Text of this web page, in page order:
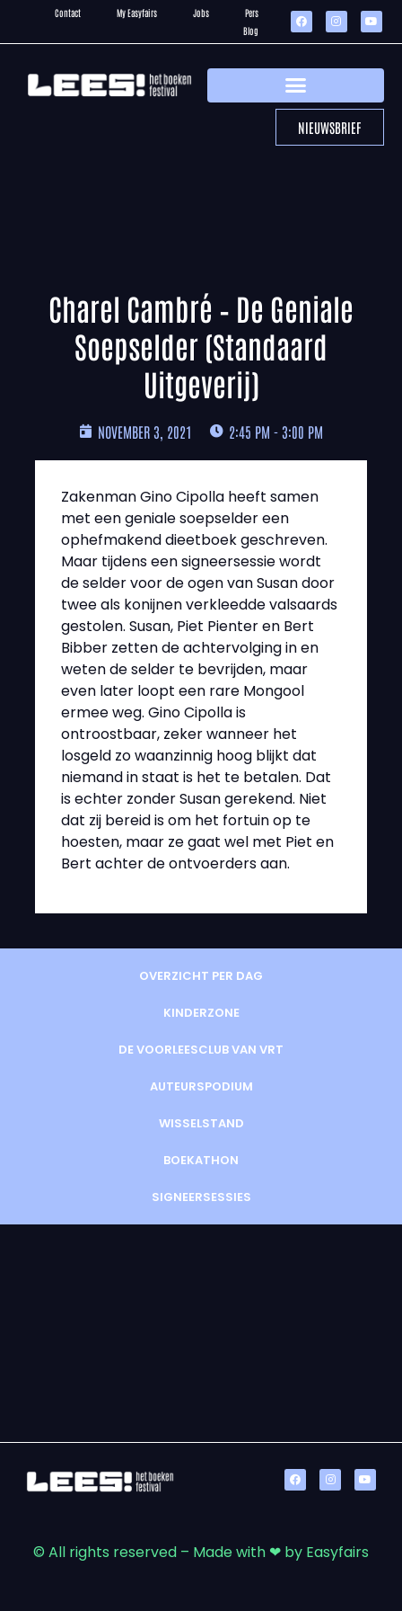
Contact My Easyfairs Jobs
Pers
Blog
NIEUWSBRIEF
OVERZICHT PER DAG
KINDERZONE
DE VOORLEESCLUB VAN VRT
AUTEURSPODIUM
WISSELSTAND
BOEKATHON
SIGNEERSESSIES
Charel Cambré – De Geniale
Soepselder (Standaard
Uitgeverij)
NOVEMBER 3, 2021 2:45 PM - 3:00 PM
Zakenman Gino Cipolla heeft samen
met een geniale soepselder een
ophefmakend dieetboek geschreven.
Maar tijdens een signeersessie wordt
de selder voor de ogen van Susan door
twee als konijnen verkleedde valsaards
gestolen. Susan, Piet Pienter en Bert
Bibber zetten de achtervolging in en
weten de selder te bevrijden, maar
even later loopt een rare Mongool
ermee weg. Gino Cipolla is
ontroostbaar, zeker wanneer het
losgeld zo waanzinnig hoog blijkt dat
niemand in staat is het te betalen. Dat
is echter zonder Susan gerekend. Niet
dat zij bereid is om het fortuin op te
hoesten, maar ze gaat wel met Piet en
Bert achter de ontvoerders aan.
© All rights reserved – Made with ❤ by Easyfairs